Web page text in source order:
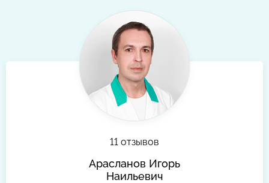
11 отзывов
Арасланов Игорь
Наильевич